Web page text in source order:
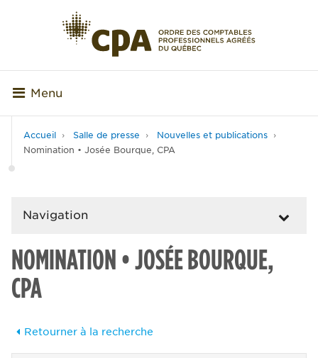
Menu
Accueil Salle de presse
Nouvelles et publications
Nomination • Josée Bourque, CPA
Navigation
NOMINATION • JOSÉE BOURQUE,
CPA
Retourner à la recherche